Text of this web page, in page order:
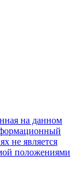
на данном
не является
положениями